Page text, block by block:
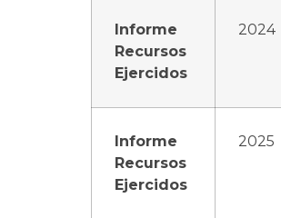
Informe
Recursos
Ejercidos
2024
Informe
Recursos
Ejercidos
2025